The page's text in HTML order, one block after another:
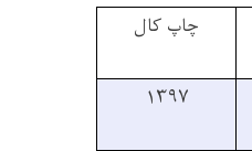
چاپ کال
۱۳۹۷